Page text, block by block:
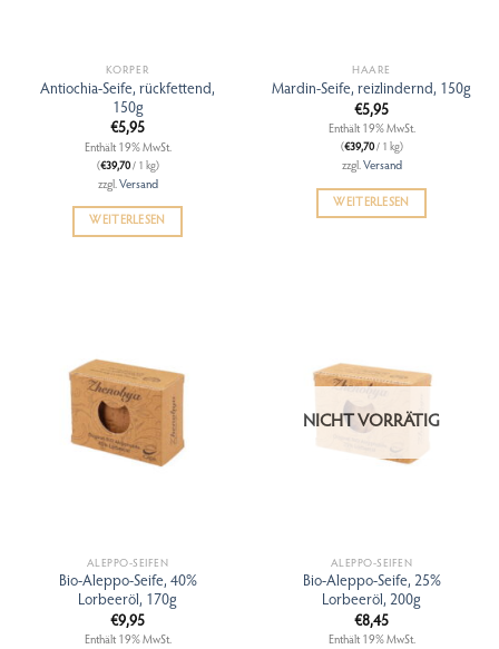
KÖRPER
Antiochia-Seife, rückfettend,
150g
€5,95
Enthält 19% MwSt.
(€39,70/ 1 kg)
zzgl.Versand
WEITERLESEN
HAARE
Mardin-Seife, reizlindernd, 150g
€5,95
Enthält 19% MwSt.
(€39,70/ 1 kg)
zzgl.Versand
WEITERLESEN
ALEPPO-SEIFEN
Bio-Aleppo-Seife, 40%
Lorbeeröl, 170g
€9,95
Enthält 19% MwSt.
NICHT VORRÄTIG
ALEPPO-SEIFEN
Bio-Aleppo-Seife, 25%
Lorbeeröl, 200g
€8,45
Enthält 19% MwSt.